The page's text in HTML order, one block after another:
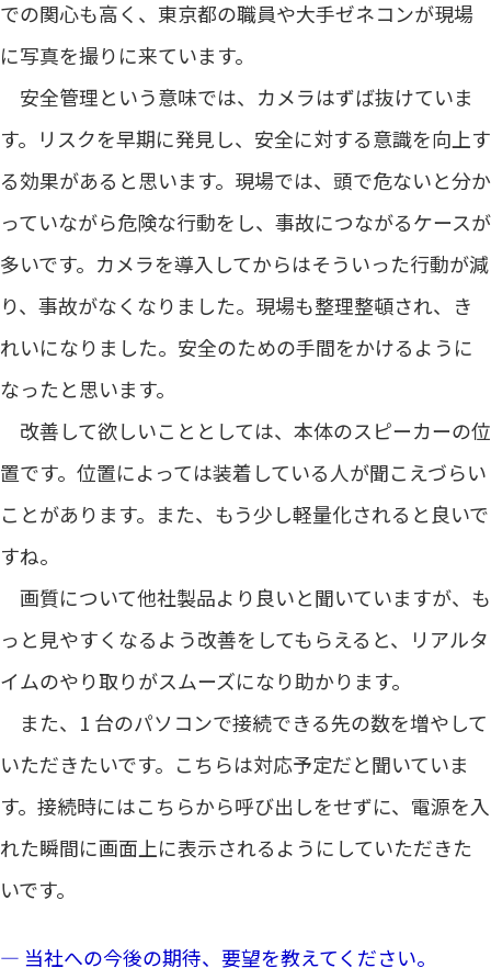
での関心も高く、東京都の職員や大手ゼネコンが現場
に写真を撮りに来ています。
安全管理という意味では、カメラはずば抜けていま
す。リスクを早期に発見し、安全に対する意識を向上す
る効果があると思います。現場では、頭で危ないと分か
っていながら危険な行動をし、事故につながるケースが
多いです。カメラを導入してからはそういった行動が減
り、事故がなくなりました。現場も整理整頓され、き
れいになりました。安全のための手間をかけるように
なったと思います。
改善して欲しいこととしては、本体のスピーカーの位
置です。位置によっては装着している人が聞こえづらい
ことがあります。また、もう少し軽量化されると良いで
すね。
画質について他社製品より良いと聞いていますが、も
っと見やすくなるよう改善をしてもらえると、リアルタ
イムのやり取りがスムーズになり助かります。
また、1 台のパソコンで接続できる先の数を増やして
いただきたいです。こちらは対応予定だと聞いていま
す。接続時にはこちらから呼び出しをせずに、電源を入
れた瞬間に画面上に表示されるようにしていただきた
いです。
― 当社への今後の期待、要望を教えてください。